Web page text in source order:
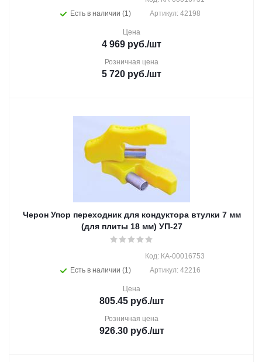
Есть в наличии (1)
Артикул: 42198
Цена
4 969 руб./шт
Розничная цена
5 720 руб./шт
Черон Упор переходник для кондуктора втулки 7 мм
(для плиты 18 мм) УП-27
Есть в наличии (1)
Код: КА-00016753
Артикул: 42216
Цена
805.45руб./шт
Розничная цена
926.30руб./шт